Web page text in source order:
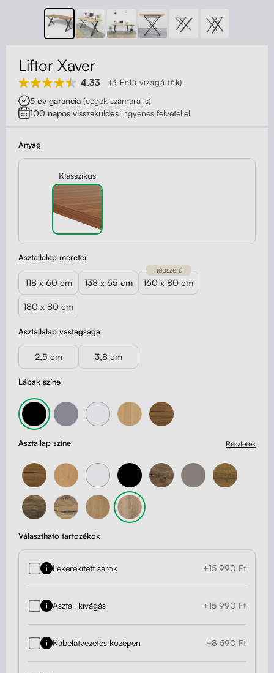
Kerekek
Zárható fiók
Fa monitor állványok
Deréktámaszok
Kapcsolat
Liftor Xaver
4.33 (3 Felülvizsgálták)
5 év garancia (cégek számára is)
100 napos visszaküldés ingyenes felvétellel
Anyag
Klasszikus
Lábak színe
Asztallalap vastagsága
2,5 cm 3,8 cm
Asztallalap méretei
118 x 60 cm 138 x 65 cm 160 x 80 cm
népszerű
180 x 80 cm
Asztallap színe Részletek
Választható tartozékok
Lekerekített sarok +15 990 Ft
Asztali kivágás +15 990 Ft
Kábelátvezetés középen +8 590 Ft